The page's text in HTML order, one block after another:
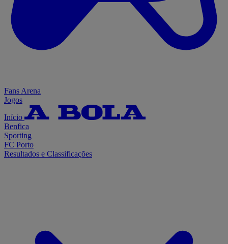
Fans Arena
Jogos
Início
Benfica
Sporting
FC Porto
Resultados e Classificações